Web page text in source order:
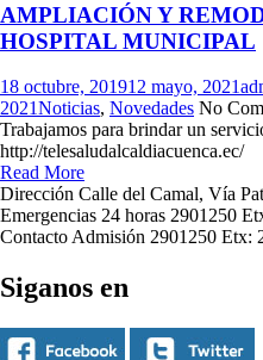
AMPLIACIÓN Y
HOSPITAL MUNICIPAL
18 octubre, 201912 mayo, 2021
2021Noticias, Novedades No
Trabajamos para brindar un
http://telesaludalcaldiacuenca.ec/
Read More
Dirección Calle del Camal, Vía
Emergencias 24 horas 2901250
Contacto Admisión 2901250 Etx:
Siganos en